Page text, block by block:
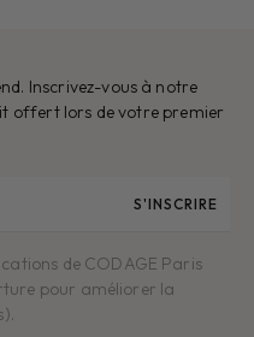
Inscrivez-vous à notre
offert lors de votre premier
S'INSCRIRE
de CODAGE Paris
pour améliorer la